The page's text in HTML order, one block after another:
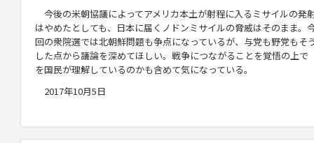
今後の米朝協議によってアメリカ本土が射程に入るミサイルの発
はやめたとしても、日本に届くノドンミサイルの脅威はそのまま。
回の衆院選では北朝鮮問題も争点になっているが、与党も野党もそ
した点から議論を深めてほしい。戦争につながることを覚悟の上
を国民が理解しているのかも含めて気になっている。
2017年10月5日